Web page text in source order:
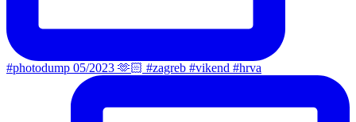
#photodump 05/2023 🫶🏻 #zagreb #vikend #hrva